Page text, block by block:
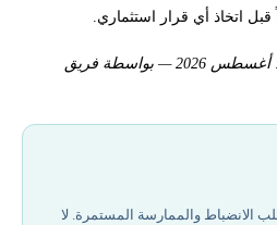
اتخاذ أي قرار استثماري.
آخر مراجعة وتحديث للمحتوى: أغسطس 2026 — بواسطة فريق
الانضباط والممارسة المستمرة. لا